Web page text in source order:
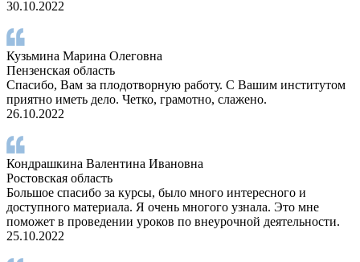
30.10.2022
Кузьмина Марина Олеговна
Пензенская область
Спасибо, Вам за плодотворную работу. С Вашим институтом
приятно иметь дело. Четко, грамотно, слажено.
26.10.2022
Кондрашкина Валентина Ивановна
Ростовская область
Большое спасибо за курсы, было много интересного и
доступного материала. Я очень многого узнала. Это мне
поможет в проведении уроков по внеурочной деятельности.
25.10.2022